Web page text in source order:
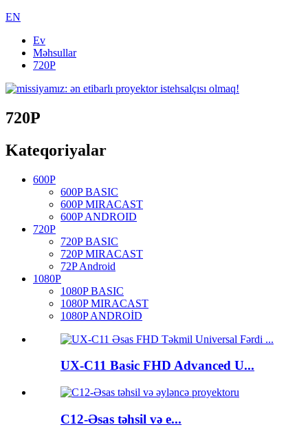
EN
Ev
Məhsullar
720P
720P
Kateqoriyalar
600P
600P BASIC
600P MIRACAST
600P ANDROID
720P
720P BASIC
720P MIRACAST
72P Android
1080P
1080P BASIC
1080P MIRACAST
1080P ANDROİD
UX-C11 Basic FHD Advanced U...
C12-Əsas təhsil və e...